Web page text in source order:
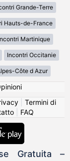
Grande-Terre
Hauts-de-France
Martinique
Incontri Occitanie
Côte d Azur
| Termini di
| FAQ
Gratuita –